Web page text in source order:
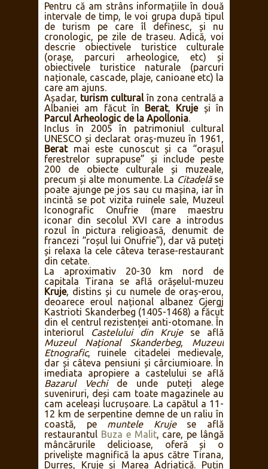
Pentru că am strâns informațiile în două
intervale de timp, le voi grupa după tipul
de turism pe care îl definesc, și nu
cronologic, pe zile de traseu. Adică, voi
descrie obiectivele turistice culturale
(orașe, parcuri arheologice, etc) și
obiectivele turistice naturale (parcuri
naționale, cascade, plaje, canioane etc) la
care am ajuns.
Așadar, turism culturalîn zona centrală a
Albaniei am făcut în Berat, Krujeși în
Parcul Arheologic de la Apollonia.
Inclus în 2005 în patrimoniul cultural
UNESCO și declarat oraș-muzeu în 1961,
Beratmai este cunoscut și ca “orașul
ferestrelor suprapuse” și include peste
200 de obiecte culturale și muzeale,
precum și alte monumente. La Citadelăse
poate ajunge pe jos sau cu mașina, iar în
incintă se pot vizita ruinele sale, Muzeul
Iconografic Onufrie (mare maestru
iconar din secolul XVI care a introdus
rozul în pictura religioasă, denumit de
francezi “roșul lui Onufrie”), dar vă puteți
și relaxa la cele câteva terase-restaurant
din cetate.
La aproximativ 20-30 km nord de
capitala Tirana se află orășelul-muzeu
Kruje, distins și cu numele de oraș-erou,
deoarece eroul național albanez Gjergj
Kastrioti Skanderbeg (1405-1468) a făcut
din el centrul rezistenței anti-otomane. În
interiorul
Castelului din Krujese află
Muzeul Național Skanderbeg, Muzeul
Etnografic, ruinele citadelei medievale,
dar și câteva pensiuni și cârciumioare. În
imediata apropiere a castelului se află
Bazarul Vechide unde puteți alege
suveniruri, deși cam toate magazinele au
cam aceleași lucrușoare. La capătul a 11-
12 km de serpentine demne de un raliu în
coastă, pe muntele Krujese află
restaurantul Buza e Malit, care, pe lângă
mâncărurile delicioase, oferă și o
priveliște magnifică la apus către Tirana,
Durres, Kruje și Marea Adriatică. Puțin